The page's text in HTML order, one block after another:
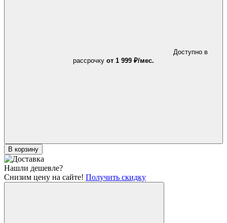
Доступно в
рассрочку от 1 999 ₽/мес.
В корзину
Нашли дешевле?
Снизим цену на сайте! Получить скидку